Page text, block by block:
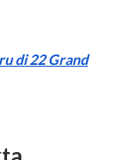
di 22 Grand